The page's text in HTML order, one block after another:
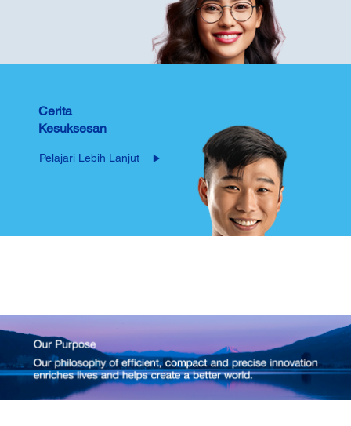
Cerita
Kesuksesan
Pelajari Lebih Lanjut